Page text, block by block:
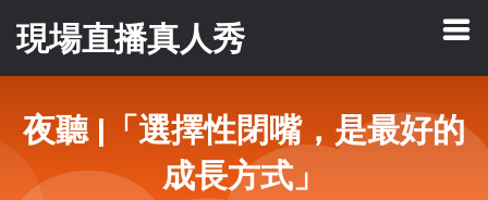
現場直播真人秀
夜聽 |「選擇性閉嘴，是最好的
成長方式」